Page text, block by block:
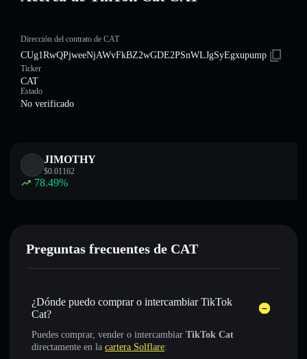
Dirección del contrato de CAT
CUg1RwQPjweeNjAWvFkBZ2wGDE2PSnWLJgSyEgxupump
Ticker
CAT
Estado
No verificado
JIMOTHY
$0.01162
78.49%
Preguntas frecuentes de CAT
¿Dónde puedo comprar o intercambiar TikTok
Cat?
Puedes comprar, vender o intercambiar TikTok Cat
directamente en la cartera Solflare: